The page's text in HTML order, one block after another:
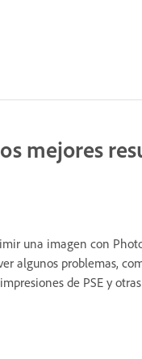
mejores
una imagen con
algunos problemas,
de PSE y